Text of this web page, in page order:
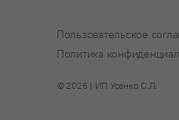
Пользовательское
Политика
© 2026 | ИП Усенко С.Л.